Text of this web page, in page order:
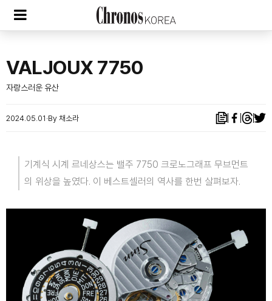
VALJOUX 7750
자랑스러운 유산
2024.05.01 By 채소라
기계식 시계 르네상스는 밸주 7750 크로노그래프 무브먼트
의 위상을 높였다. 이 베스트셀러의 역사를 한번 살펴보자.